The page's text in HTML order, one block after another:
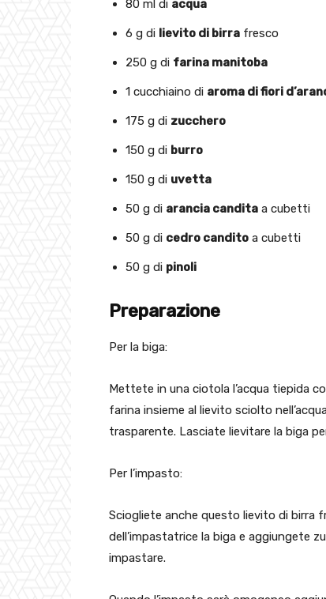
80 ml di acqua
6 g di lievito di birra fresco
250 g di farina manitoba
1 cucchiaino di aroma di fiori
175 g di zucchero
150 g di burro
150 g di uvetta
50 g di arancia candita a cubetti
50 g di cedro candito a cubetti
50 g di pinoli
Preparazione
Per la biga:
Mettete in una ciotola l’acqua tiepida
farina insieme al lievito sciolto
trasparente. Lasciate lievitare la biga
Per l’impasto:
Sciogliete anche questo lievito di birra
dell’impastatrice la biga e aggiungete
impastare.